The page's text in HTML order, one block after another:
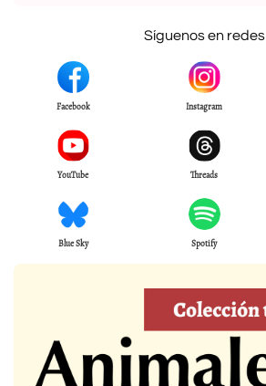
Síguenos en redes
Facebook Instagram
YouTube Threads
Blue Sky Spotify